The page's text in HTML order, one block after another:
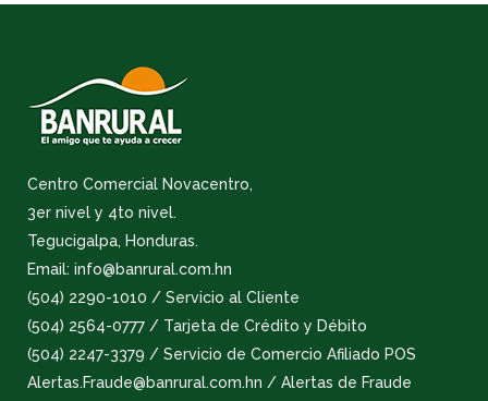
Centro Comercial Novacentro,
3er nivel y 4to nivel.
Tegucigalpa, Honduras.
Email: info@banrural.com.hn
(504) 2290-1010 / Servicio al Cliente
(504) 2564-0777 / Tarjeta de Crédito y Débito
(504) 2247-3379 / Servicio de Comercio Afiliado POS
Alertas.Fraude@banrural.com.hn / Alertas de Fraude